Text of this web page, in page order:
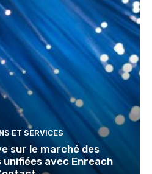
ET SERVICES
sur le marché des
avec Enreach